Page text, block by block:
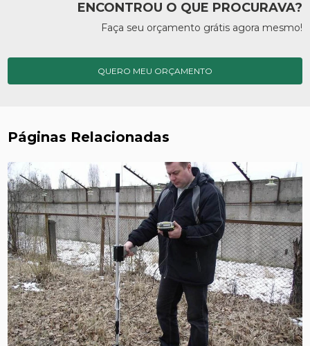
ENCONTROU O QUE PROCURAVA?
Faça seu orçamento grátis agora mesmo!
QUERO MEU ORÇAMENTO
Páginas Relacionadas